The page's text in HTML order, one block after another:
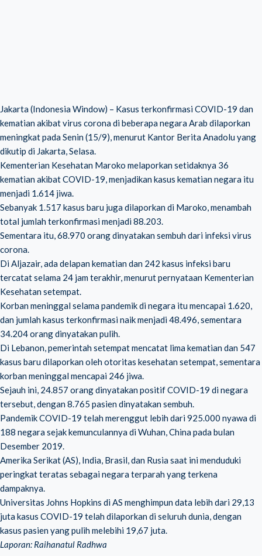
Jakarta (Indonesia Window) – Kasus terkonfirmasi COVID-19 dan
kematian akibat virus corona di beberapa negara Arab dilaporkan
meningkat pada Senin (15/9), menurut Kantor Berita Anadolu yang
dikutip di Jakarta, Selasa.
Kementerian Kesehatan Maroko melaporkan setidaknya 36
kematian akibat COVID-19, menjadikan kasus kematian negara itu
menjadi 1.614 jiwa.
Sebanyak 1.517 kasus baru juga dilaporkan di Maroko, menambah
total jumlah terkonfirmasi menjadi 88.203.
Sementara itu, 68.970 orang dinyatakan sembuh dari infeksi virus
corona.
Di Aljazair, ada delapan kematian dan 242 kasus infeksi baru
tercatat selama 24 jam terakhir, menurut pernyataan Kementerian
Kesehatan setempat.
Korban meninggal selama pandemik di negara itu mencapai 1.620,
dan jumlah kasus terkonfirmasi naik menjadi 48.496, sementara
34.204 orang dinyatakan pulih.
Di Lebanon, pemerintah setempat mencatat lima kematian dan 547
kasus baru dilaporkan oleh otoritas kesehatan setempat, sementara
korban meninggal mencapai 246 jiwa.
Sejauh ini, 24.857 orang dinyatakan positif COVID-19 di negara
tersebut, dengan 8.765 pasien dinyatakan sembuh.
Pandemik COVID-19 telah merenggut lebih dari 925.000 nyawa di
188 negara sejak kemunculannya di Wuhan, China pada bulan
Desember 2019.
Amerika Serikat (AS), India, Brasil, dan Rusia saat ini menduduki
peringkat teratas sebagai negara terparah yang terkena
dampaknya.
Universitas Johns Hopkins di AS menghimpun data lebih dari 29,13
juta kasus COVID-19 telah dilaporkan di seluruh dunia, dengan
kasus pasien yang pulih melebihi 19,67 juta.
Laporan: Raihanatul Radhwa